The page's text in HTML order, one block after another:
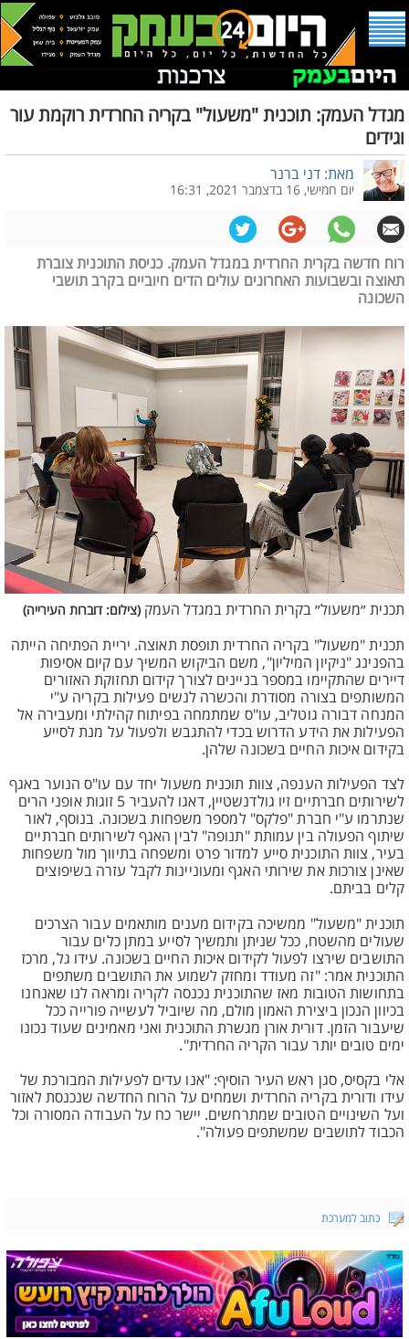
מגדל העמק: תוכנית "משעול" בקריה החרדית רוקמת עור
וגידים
מאת: דני ברנר
יום חמישי, 16 בדצמבר 2021, 16:31
רוח חדשה בקרית החרדית במגדל העמק. כניסת התוכנית צוברת
תאוצה ובשבועות האחרונים עולים הדים חיוביים בקרב תושבי
השכונה
תכנית ״משעול״ בקרית החרדית במגדל העמק (צילום: דוברות העירייה)
תכנית "משעול" בקריה החרדית תופסת תאוצה. יריית הפתיחה הייתה
בהפנינג "ניקיון המיליון", משם הביקוש המשיך עם קיום אסיפות
דיירים שהתקיימו במספר בניינים לצורך קידום תחזוקת האזורים
המשותפים בצורה מסודרת והכשרה לנשים פעילות בקריה ע"י
המנחה דבורה גוטליב, עו"ס שמתמחה בפיתוח קהילתי ומעבירה אל
הפעילות את הידע הדרוש בכדי להתגבש ולפעול על מנת לסייע
בקידום איכות החיים בשכונה שלהן.
לצד הפעילות הענפה, צוות תוכנית משעול יחד עם עו"ס הנוער באגף
לשירותים חברתיים זיו גולדנשטיין, דאגו להעביר 5 זוגות אופני הרים
שנתרמו ע"י חברת "פלקס" למספר משפחות בשכונה. בנוסף, לאור
שיתוף הפעולה בין עמותת "תנופה" לבין האגף לשירותים חברתיים
בעיר, צוות התוכנית סייע למדור פרט ומשפחה בתיווך מול משפחות
שאינן צורכות את שירותי האגף ומעוניינות לקבל עזרה בשיפוצים
קלים בביתם.
תוכנית "משעול" ממשיכה בקידום מענים מותאמים עבור הצרכים
שעולים מהשטח, ככל שניתן ותמשיך לסייע במתן כלים עבור
התושבים שירצו לפעול לקידום איכות החיים בשכונה. עידו גל, מרכז
התוכנית אמר: "זה מעודד ומחזק לשמוע את התושבים משתפים
בתחושות הטובות מאז שהתוכנית נכנסה לקריה ומראה לנו שאנחנו
בכיוון הנכון ביצירת האמון מולם, מה שיוביל לעשייה פורייה ככל
שיעבור הזמן. דורית אורן מגשרת התוכנית ואני מאמינים שעוד נכונו
ימים טובים יותר עבור הקריה החרדית".
אלי בקסיס, סגן ראש העיר הוסיף: "אנו עדים לפעילות המבורכת של
עידו ודורית בקריה החרדית ושמחים על הרוח החדשה שנכנסת לאזור
ועל השינויים הטובים שמתרחשים. יישר כח על העבודה המסורה וכל
הכבוד לתושבים שמשתפים פעולה".
כתוב למערכת